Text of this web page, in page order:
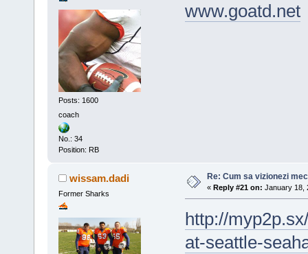
Posts: 1600
coach
No.: 34
Position: RB
www.goatd.net
wissam.dadi
Former Sharks
Re: Cum sa vizionezi
« Reply #21 on: January 18,
http://
at-seattle-